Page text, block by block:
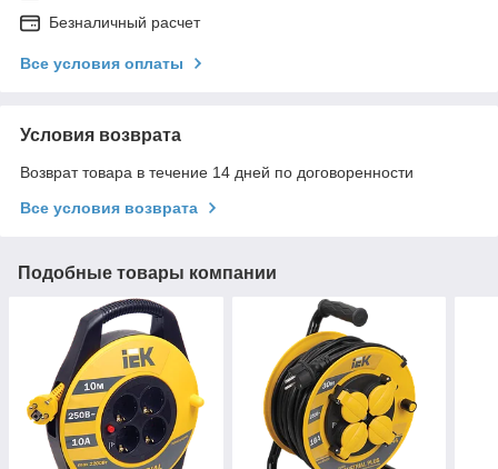
Безналичный расчет
Все условия оплаты
Условия возврата
Возврат товара в течение 14 дней по договоренности
Все условия возврата
Подобные товары компании